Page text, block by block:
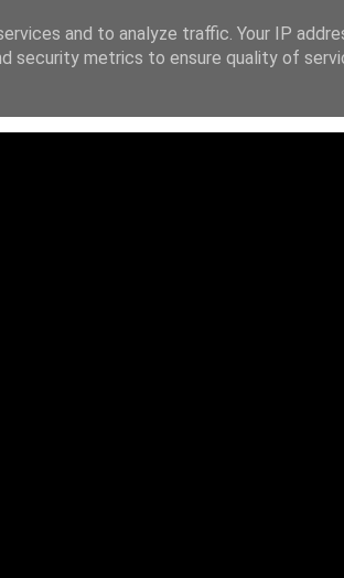
FACEBOOK X INSTAGRAM
and to analyze traffic. Your IP
security metrics to ensure quality of